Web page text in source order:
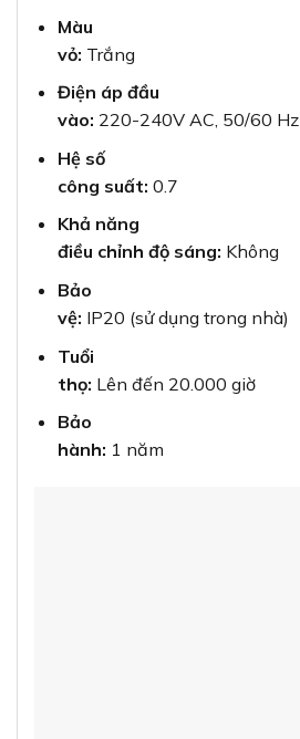
Màu
vỏ: Trắng
Điện áp đầu
vào: 220-240V AC, 50/60 Hz
Hệ số
công suất: 0.7
Khả năng
điều chỉnh độ sáng: Không
Bảo
vệ: IP20 (sử dụng trong nhà)
Tuổi
thọ: Lên đến 20.000 giờ
Bảo
hành: 1 năm